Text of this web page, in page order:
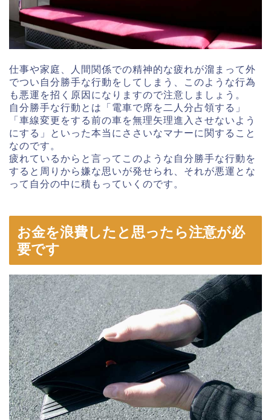
仕事や家庭、人間関係での精神的な疲れが溜まって外
でつい自分勝手な行動をしてしまう、このような行為
も悪運を招く原因になりますので注意しましょう。
自分勝手な行動とは「電車で席を二人分占領する」
「車線変更をする前の車を無理矢理進入させないよう
にする」といった本当にささいなマナーに関すること
なのです。
疲れているからと言ってこのような自分勝手な行動を
すると周りから嫌な思いが発せられ、それが悪運とな
って自分の中に積もっていくのです。
お金を浪費したと思ったら注意が必
要です